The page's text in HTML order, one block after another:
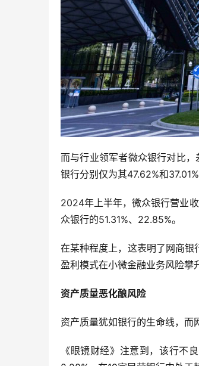
而与行业领军者微众银行对比
银行分别仅为其47.62%和37.01%
2024年上半年，微众银行营业
众银行的51.31%、22.85%。
在某种程度上，这表明了网商
盈利模式在小微金融业务风险攀
资产质量恶化酿风险
资产质量犹如银行的生命线，而
《眼镜财经》注意到，该行不